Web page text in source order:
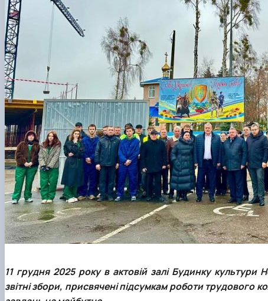
11 грудня 2025 року в актовій залі Будинку культури
звітні збори, присвячені підсумкам роботи трудового